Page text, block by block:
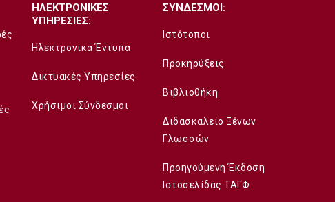
ΗΛΕΚΤΡΟΝΙΚΕΣ
ΥΠΗΡΕΣΙΕΣ:
Ηλεκτρονικά Έντυπα
Δικτυακές Υπηρεσίες
Χρήσιμοι Σύνδεσμοι
ΣΥΝΔΕΣΜΟΙ:
Ιστότοποι
Προκηρύξεις
Βιβλιοθήκη
Διδασκαλείο Ξένων
Γλωσσών
Προηγούμενη Έκδοση
Ιστοσελίδας ΤΑΓΦ